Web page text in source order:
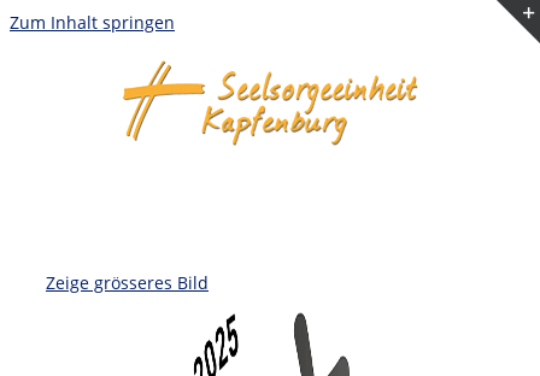
Zum Inhalt springen
Zeige grösseres Bild